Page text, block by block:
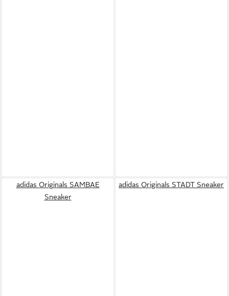
adidas Originals SAMBAE
Sneaker
adidas Originals STADT Sneaker